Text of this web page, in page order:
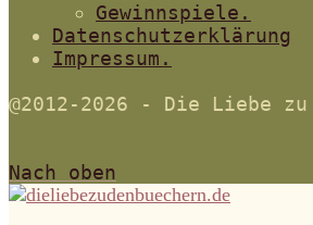
Gewinnspiele.
Datenschutzerklärung
Impressum.
@2012-2026 - Die Liebe
Nach oben